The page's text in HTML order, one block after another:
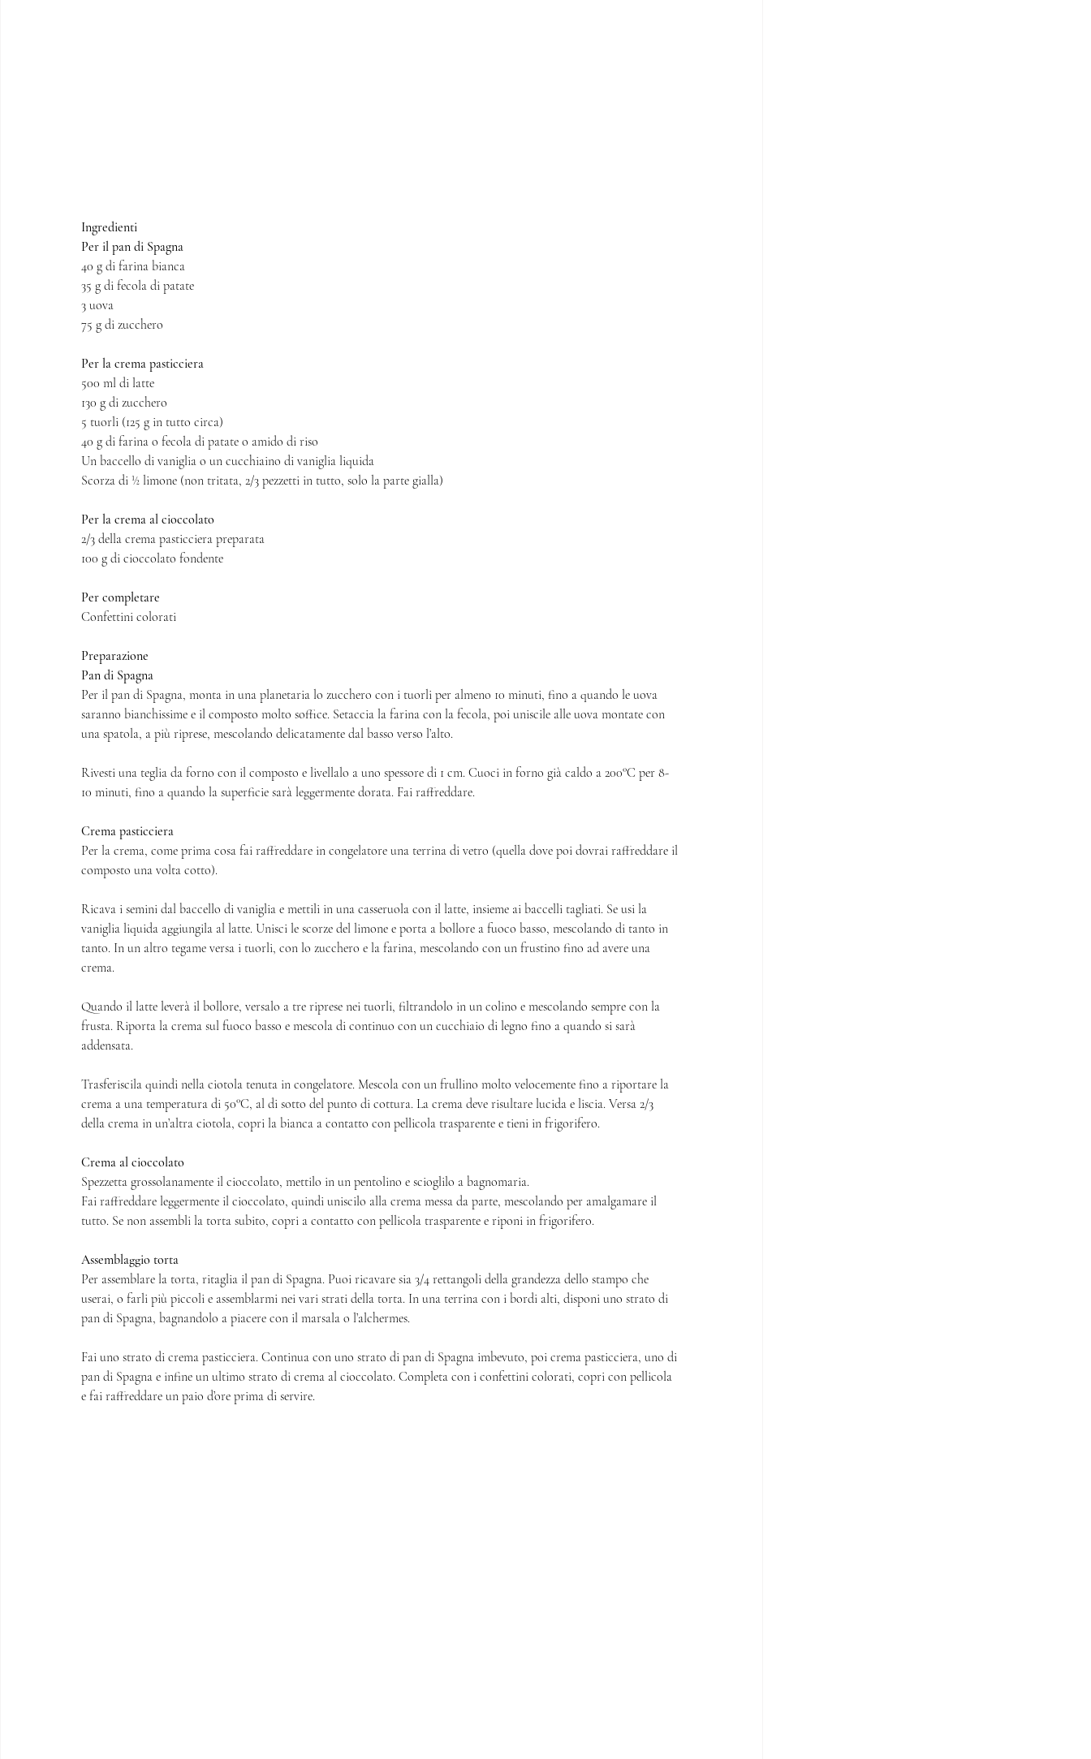
Ingredienti
Per il pan di Spagna
40 g di farina bianca
35 g di fecola di patate
3 uova
75 g di zucchero
Per la crema pasticciera
500 ml di latte
130 g di zucchero
5 tuorli (125 g in tutto circa)
40 g di farina o fecola di patate o amido di riso
Un baccello di vaniglia o un cucchiaino di vaniglia liquida
Scorza di ½ limone (non tritata, 2/3 pezzetti in tutto, solo la parte gialla)
Per la crema al cioccolato
2/3 della crema pasticciera preparata
100 g di cioccolato fondente
Per completare
Confettini colorati
Preparazione
Pan di Spagna
Per il pan di Spagna, monta in una planetaria lo zucchero con i tuorli per almeno 10 minuti, fino a quando le uova
saranno bianchissime e il composto molto soffice. Setaccia la farina con la fecola, poi uniscile alle uova montate con
una spatola, a più riprese, mescolando delicatamente dal basso verso l’alto.
Rivesti una teglia da forno con il composto e livellalo a uno spessore di 1 cm. Cuoci in forno già caldo a 200°C per 8-
10 minuti, fino a quando la superficie sarà leggermente dorata. Fai raffreddare.
Crema pasticciera
Per la crema, come prima cosa fai raffreddare in congelatore una terrina di vetro (quella dove poi dovrai raffreddare il
composto una volta cotto).
Ricava i semini dal baccello di vaniglia e mettili in una casseruola con il latte, insieme ai baccelli tagliati. Se usi la
vaniglia liquida aggiungila al latte. Unisci le scorze del limone e porta a bollore a fuoco basso, mescolando di tanto in
tanto. In un altro tegame versa i tuorli, con lo zucchero e la farina, mescolando con un frustino fino ad avere una
crema.
Quando il latte leverà il bollore, versalo a tre riprese nei tuorli, filtrandolo in un colino e mescolando sempre con la
frusta. Riporta la crema sul fuoco basso e mescola di continuo con un cucchiaio di legno fino a quando si sarà
addensata.
Trasferiscila quindi nella ciotola tenuta in congelatore. Mescola con un frullino molto velocemente fino a riportare la
crema a una temperatura di 50°C, al di sotto del punto di cottura. La crema deve risultare lucida e liscia. Versa 2/3
della crema in un’altra ciotola, copri la bianca a contatto con pellicola trasparente e tieni in frigorifero.
Crema al cioccolato
Spezzetta grossolanamente il cioccolato, mettilo in un pentolino e scioglilo a bagnomaria.
Fai raffreddare leggermente il cioccolato, quindi uniscilo alla crema messa da parte, mescolando per amalgamare il
tutto. Se non assembli la torta subito, copri a contatto con pellicola trasparente e riponi in frigorifero.
Assemblaggio torta
Per assemblare la torta, ritaglia il pan di Spagna. Puoi ricavare sia 3/4 rettangoli della grandezza dello stampo che
userai, o farli più piccoli e assemblarmi nei vari strati della torta. In una terrina con i bordi alti, disponi uno strato di
pan di Spagna, bagnandolo a piacere con il marsala o l’alchermes.
Fai uno strato di crema pasticciera. Continua con uno strato di pan di Spagna imbevuto, poi crema pasticciera, uno di
pan di Spagna e infine un ultimo strato di crema al cioccolato. Completa con i confettini colorati, copri con pellicola
e fai raffreddare un paio d’ore prima di servire.